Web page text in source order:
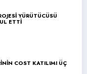
YÜRÜTÜCÜSÜ
ETTİ
COST KATILIMI ÜÇ